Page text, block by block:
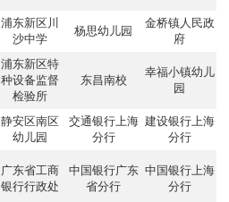
浦东新区川
沙中学
杨思幼儿园
金桥镇人民政
府
浦东新区特
种设备监督
检验所
东昌南校
幸福小镇幼儿
园
静安区南区
幼儿园
交通银行上海
分行
建设银行上海
分行
广东省工商
银行行政处
中国银行广东
省分行
中国银行上海
分行